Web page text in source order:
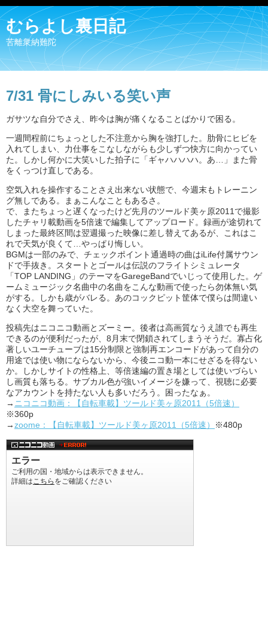
むらよし裏日記
苦離衆納難陀
7/31 骨にしみいる笑い声
ガサツな自分でさえ、昨今は胸が痛くなることばかりで困る。
一週間程前にちょっとした不注意から胸を強打した。肋骨にヒビを
入れてしまい、力仕事をこなしながらも少しずつ快方に向かってい
た。しかし何かに大笑いした拍子に「ギャハハハハ。あ…」また骨
をくっつけ直しである。
空気入れを操作することさえ出来ない状態で、今週末もトレーニン
グ無しである。まぁこんなこともあるさ。
で、またちょっと遅くなったけど先月のツールド美ヶ原2011で撮影
したチャリ載動画を5倍速で編集してアップロード。録画が途切れて
しまった最終区間は翌週撮った映像に差し替えてあるが、これはこ
れで天気が良くて…やっぱり悔しい。
BGMは一部のみで、チェックポイント通過時の曲はiLife付属サウン
ドで手抜き。スタートとゴールは伝説のフライトシミュレータ
「TOP LANDING」のテーマをGaregeBandでいじって使用した。ゲ
ームミュージック名曲中の名曲をこんな動画で使ったら勿体無い気
がする。しかも歳がバレる。あのコックピット筐体で僕らは間違い
なく大空を舞っていた。
投稿先はニコニコ動画とズーミー。後者は高画質なうえ誰でも再生
できるのが便利だったが、8月末で閉鎖されてしまうそうだ。寡占化
著しいユーチューブは15分制限と強制再エンコードがあって自分の
用途では使い物にならないから、今後ニコ動一本にせざるを得ない
か。しかしサイトの性格上、等倍速編の置き場としては使いづらい
し画質も落ちる。サブカル色が強いイメージを嫌って、視聴に必要
なアカウントを持たない人も多いだろう。困ったなぁ。
→ ニコニコ動画：【自転車載】ツールド美ヶ原2011（5倍速）
※360p
→zoome：【自転車載】ツールド美ヶ原2011（5倍速） ※480p